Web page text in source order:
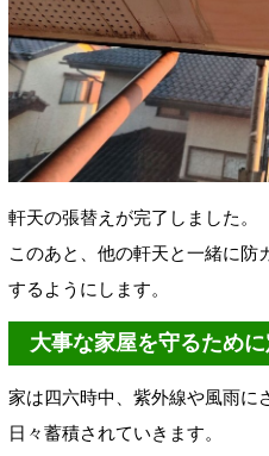
軒天の張替えが完了しました。
このあと、他の軒天と一緒に防
するようにします。
大事な家屋を守るため
家は四六時中、紫外線や風雨に
日々蓄積されていきます。